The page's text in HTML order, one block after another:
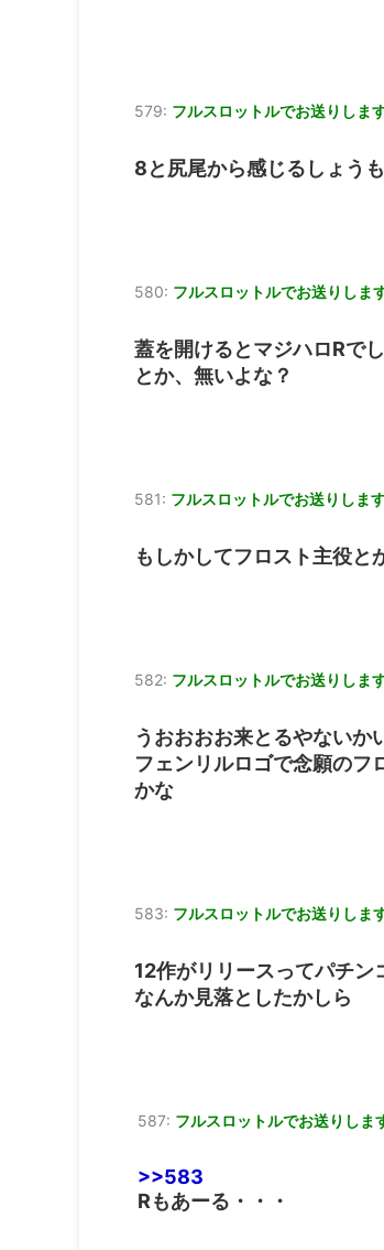
579: フルスロットルでお送りしま
8と尻尾から感じるしょう
580: フルスロットルでお送りしま
蓋を開けるとマジハロRで
とか、無いよな？
581: フルスロットルでお送りしま
もしかしてフロスト主役と
582: フルスロットルでお送りしま
うおおおお来とるやないか
フェンリルロゴで念願のフ
かな
583: フルスロットルでお送りしま
12作がリリースってパチン
なんか見落としたかしら
587: フルスロットルでお送りしま
>>583
Rもあーる・・・